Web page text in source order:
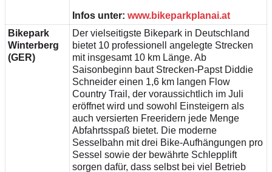
Infos unter: www.bikeparkplanai.at
Bikepark
Winterberg
(GER)
Der vielseitigste Bikepark in Deutschland
bietet 10 professionell angelegte Strecken
mit insgesamt 10 km Länge. Ab
Saisonbeginn baut Strecken-Papst Diddie
Schneider einen 1,6 km langen Flow
Country Trail, der voraussichtlich im Juli
eröffnet wird und sowohl Einsteigern als
auch versierten Freeridern jede Menge
Abfahrtsspaß bietet. Die moderne
Sesselbahn mit drei Bike-Aufhängungen pro
Sessel sowie der bewährte Schlepplift
sorgen dafür, dass selbst bei viel Betrieb